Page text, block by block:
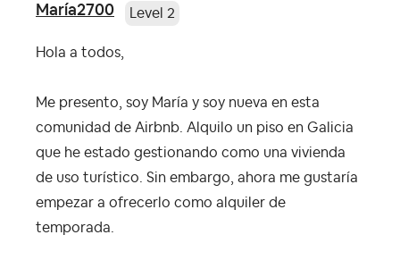
María2700 Level 2
Hola a todos,
Me presento, soy María y soy nueva en esta
comunidad de Airbnb. Alquilo un piso en Galicia
que he estado gestionando como una vivienda
de uso turístico. Sin embargo, ahora me gustaría
empezar a ofrecerlo como alquiler de
temporada.